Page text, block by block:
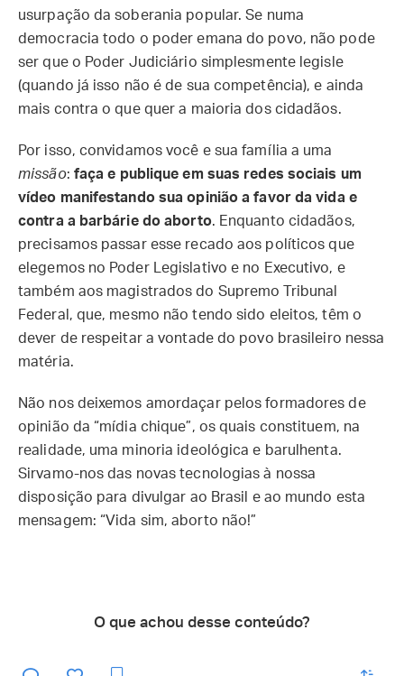
usurpação da soberania popular. Se numa
democracia todo o poder emana do povo, não pode
ser que o Poder Judiciário simplesmente legisle
(quando já isso não é de sua competência), e ainda
mais contra o que quer a maioria dos cidadãos.
Por isso, convidamos você e sua família a uma
missão: faça e publique em suas redes sociais um
vídeo manifestando sua opinião a favor da vida e
contra a barbárie do aborto. Enquanto cidadãos,
precisamos passar esse recado aos políticos que
elegemos no Poder Legislativo e no Executivo, e
também aos magistrados do Supremo Tribunal
Federal, que, mesmo não tendo sido eleitos, têm o
dever de respeitar a vontade do povo brasileiro nessa
matéria.
Não nos deixemos amordaçar pelos formadores de
opinião da “mídia chique”, os quais constituem, na
realidade, uma minoria ideológica e barulhenta.
Sirvamo-nos das novas tecnologias à nossa
disposição para divulgar ao Brasil e ao mundo esta
mensagem: “Vida sim, aborto não!”
O que achou desse conteúdo?
enviar